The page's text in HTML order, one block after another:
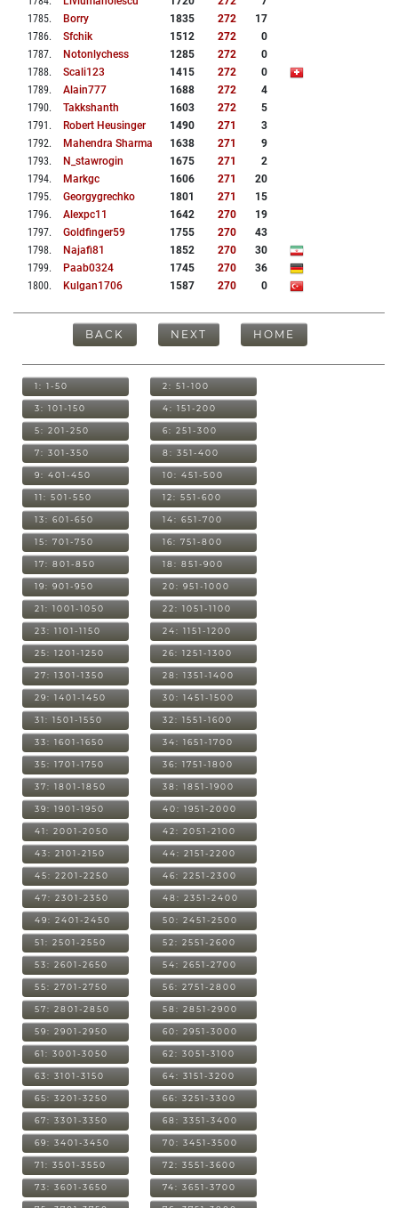
1785. Borry 1835 272
17
1786. Sfchik 1512 272
0
1787. Notonlychess 1285 272
0
1788. Scali123 1415 272
0
1789. Alain777 1688 272
4
1790. Takkshanth 1603 272
5
1791 . Robert Heusinger 1490 271
3
1792. Mahendra Sharma 1638 271
9
1793. N_stawrogin 1675 271
2
1794. Markgc 1606 271
20
1795. Georgygrechko 1801 271
15
1796. Alexpc11 1642 270
19
1797. Goldfinger59 1755 270
43
1798. Najafi81 1852 270
30
1799. Paab0324 1745 270
36
1800. Kulgan1706 1587 270 0
BACK NEXT HOME
1: 1-50 2: 51-100
3: 101-150 4: 151-200
5: 201-250 6: 251-300
7: 301-350 8: 351-400
9: 401-450 10: 451-500
11: 501-550 12: 551-600
13: 601-650 14: 651-700
15: 701-750 16: 751-800
17: 801-850 18: 851-900
19: 901-950 20: 951-1000
21: 1001-1050 22: 1051-1100
23: 1101-1150 24: 1151-1200
25: 1201-1250 26: 1251-1300
27: 1301-1350 28: 1351-1400
29: 1401-1450 30: 1451-1500
31: 1501-1550 32: 1551-1600
33: 1601-1650 34: 1651-1700
35: 1701-1750 36: 1751-1800
37: 1801-1850 38: 1851-1900
39: 1901-1950 40: 1951-2000
41: 2001-2050 42: 2051-2100
43: 2101-2150 44: 2151-2200
45: 2201-2250 46: 2251-2300
47: 2301-2350 48: 2351-2400
49: 2401-2450 50: 2451-2500
51: 2501-2550 52: 2551-2600
53: 2601-2650 54: 2651-2700
55: 2701-2750 56: 2751-2800
57: 2801-2850 58: 2851-2900
59: 2901-2950 60: 2951-3000
61: 3001-3050 62: 3051-3100
63: 3101-3150 64: 3151-3200
65: 3201-3250 66: 3251-3300
67: 3301-3350 68: 3351-3400
69: 3401-3450 70: 3451-3500
71: 3501-3550 72: 3551-3600
73: 3601-3650 74: 3651-3700